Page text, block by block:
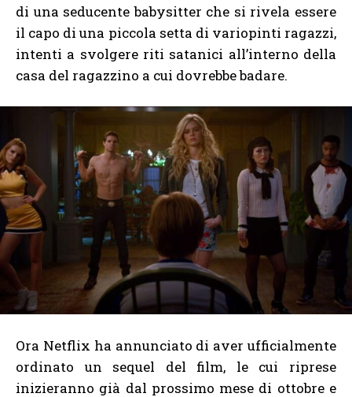
di una seducente babysitter che si rivela essere
il capo di una piccola setta di variopinti ragazzi,
intenti a svolgere riti satanici all’interno della
casa del ragazzino a cui dovrebbe badare.
Ora Netflix ha annunciato di aver ufficialmente
ordinato un sequel del film, le cui riprese
inizieranno già dal prossimo mese di ottobre e